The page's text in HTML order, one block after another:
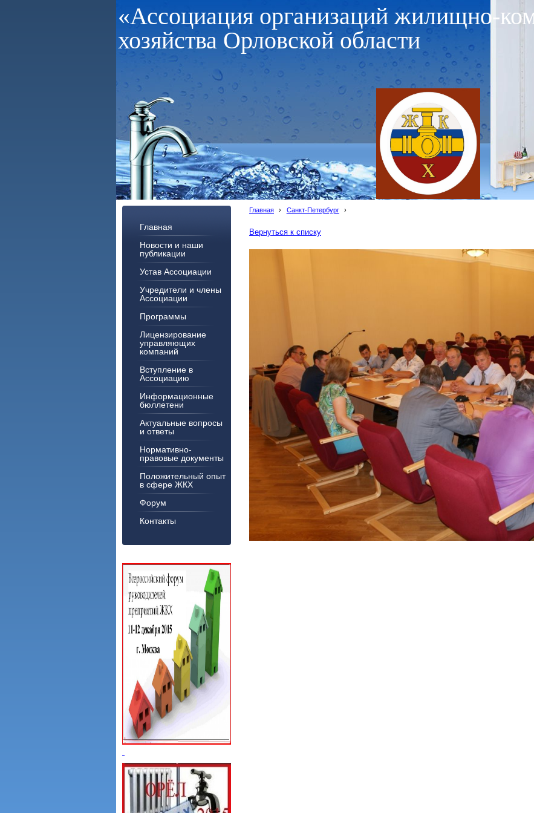
«Ассоциация организаций жилищно-
хозяйства Орловской области
Главная
Новости и наши
публикации
Устав Ассоциации
Учредители и члены
Ассоциации
Программы
Лицензирование
управляющих
компаний
Вступление в
Ассоциацию
Информационные
бюллетени
Актуальные вопросы
и ответы
Нормативно-
правовые документы
Положительный опыт
в сфере ЖКХ
Форум
Контакты
Главная › Санкт-Петербург ›
Вернуться к списку